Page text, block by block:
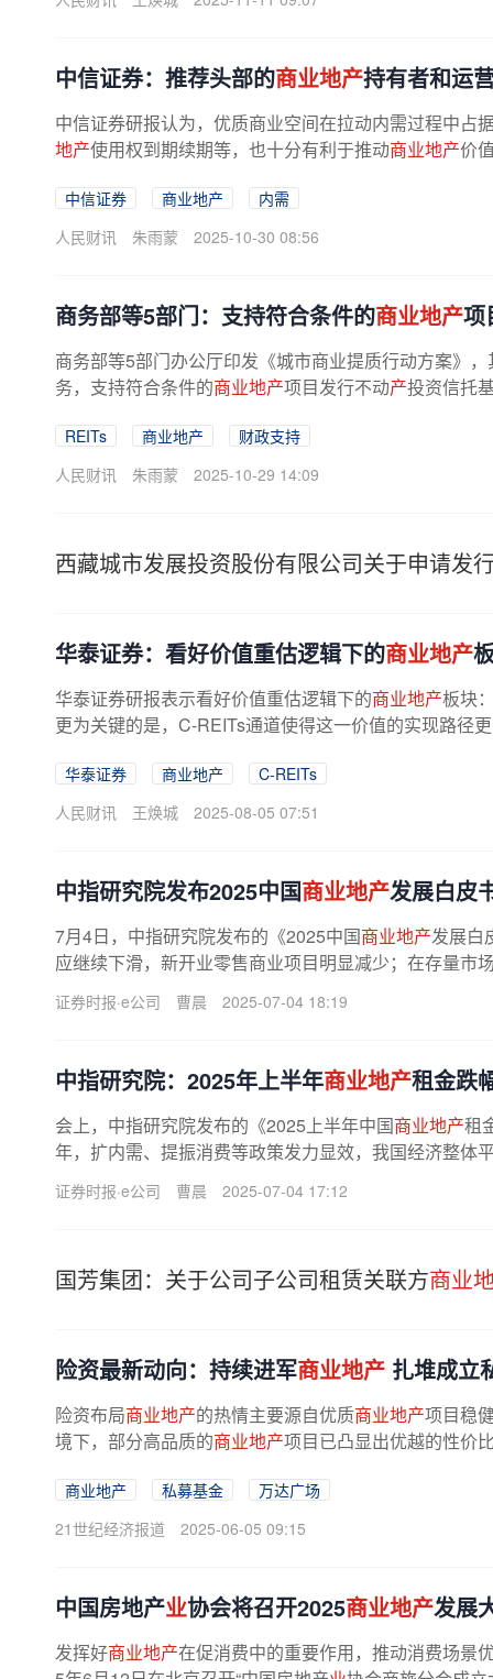
中信证券：推荐头部的商业地产持有者和运
中信证券研报认为，优质商业空间在拉动内需过程中占
地产使用权到期续期等，也十分有利于推动商业地产价
中信证券 商业地产
内需
人民财讯
朱雨蒙 2025-10-30 08:56
商务部等5部门：支持符合条件的商业地产项
商务部等5部门办公厅印发《城市商业提质行动方案》
务，支持符合条件的商业地产项目发行不动产投资信托
REITs 商业地产
财政支持
人民财讯
朱雨蒙 2025-10-29 14:09
西藏城市发展投资股份有限公司关于申请发
华泰证券：看好价值重估逻辑下的商业地产
华泰证券研报表示看好价值重估逻辑下的商业地产板块
更为关键的是，C-REITs通道使得这一价值的实现路径
华泰证券 商业地产
C-REITs
人民财讯
王焕城 2025-08-05 07:51
中指研究院发布2025中国商业地产发展白皮
7月4日，中指研究院发布的《2025中国商业地产发展白
应继续下滑，新开业零售商业项目明显减少；在存量市
窄，但
办租赁需求仍偏弱，头部企业...
证券时报·e公司 曹晨 2025-07-04 18:19
中指研究院：2025年上半年商业地产租金跌
会上，中指研究院发布的《2025上半年中国商业地产租
年，扩内需、提振消费等政策发力显效，我国经济整体
求持续释放，上半年
证券时报·e公司 曹晨 2025-07-04 17:12
国芳集团：关于公司子公司租赁关联方商业
险资最新动向：持续进军商业地产 扎堆成立
险资布局商业地产的热情主要源自优质商业地产项目稳
境下，部分高品质的商业地产项目已凸显出优越的性价
商业地产 私募基金
万达广场
21世纪经济报道
2025-06-05 09:15
中国房地产业协会将召开2025商业地产发展
发挥好商业地产在促消费中的重要作用，推动消费场景